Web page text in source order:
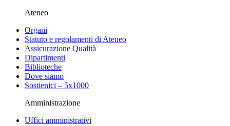
Ateneo
Organi
Statuto e regolamenti di Ateneo
Assicurazione Qualità
Dipartimenti
Biblioteche
Dove siamo
Sostienici – 5x1000
Amministrazione
Uffici amministrativi